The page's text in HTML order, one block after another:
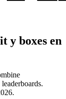
y boxes en